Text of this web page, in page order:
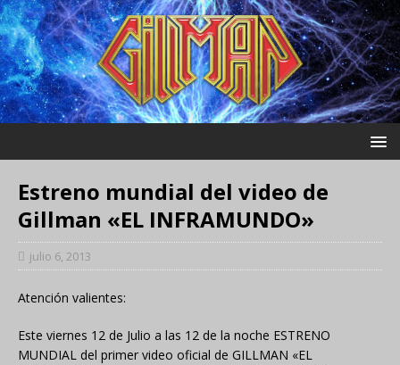
Estreno mundial del video de
Gillman «EL INFRAMUNDO»
julio 6, 2013
Atención valientes:
Este viernes 12 de Julio a las 12 de la noche ESTRENO
MUNDIAL del primer video oficial de GILLMAN «EL